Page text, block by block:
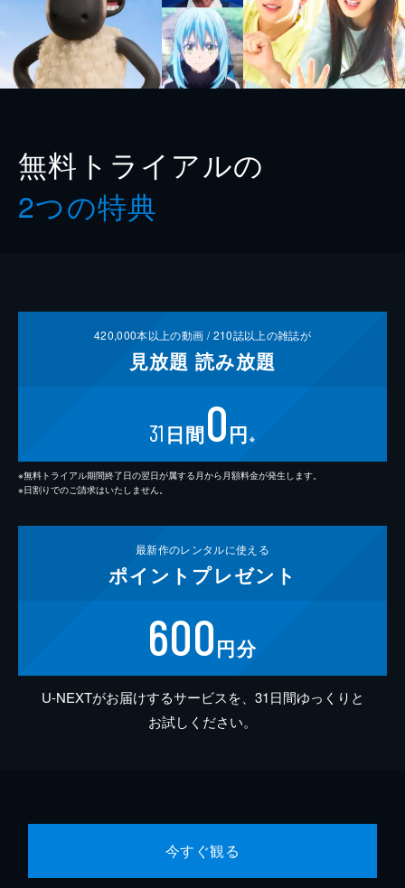
無料トライアルの
2つの特典
420,000本以上の動画 /210誌以上の雑誌が
見放題 読み放題
31 日間0円 ※
※無料トライアル期間終了日の翌日が属する月から月額料金が発生します。
※日割りでのご請求はいたしません。
最新作のレンタルに使える
ポイント プレゼント
600円分
U-NEXTがお届けするサービスを、31日間ゆっくりと
お試しください。
今すぐ観る